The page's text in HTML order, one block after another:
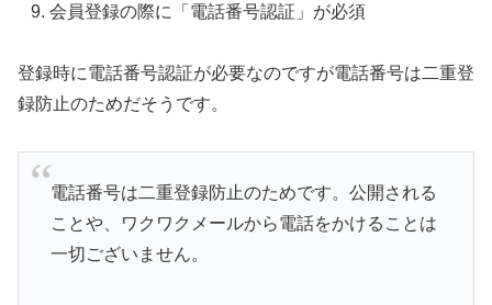
会員登録の際に「電話番号認証」が必須
登録時に電話番号認証が必要なのですが電話番号は二重登
録防止のためだそうです。
電話番号は二重登録防止のためです。公開される
ことや、ワクワクメールから電話をかけることは
一切ございません。